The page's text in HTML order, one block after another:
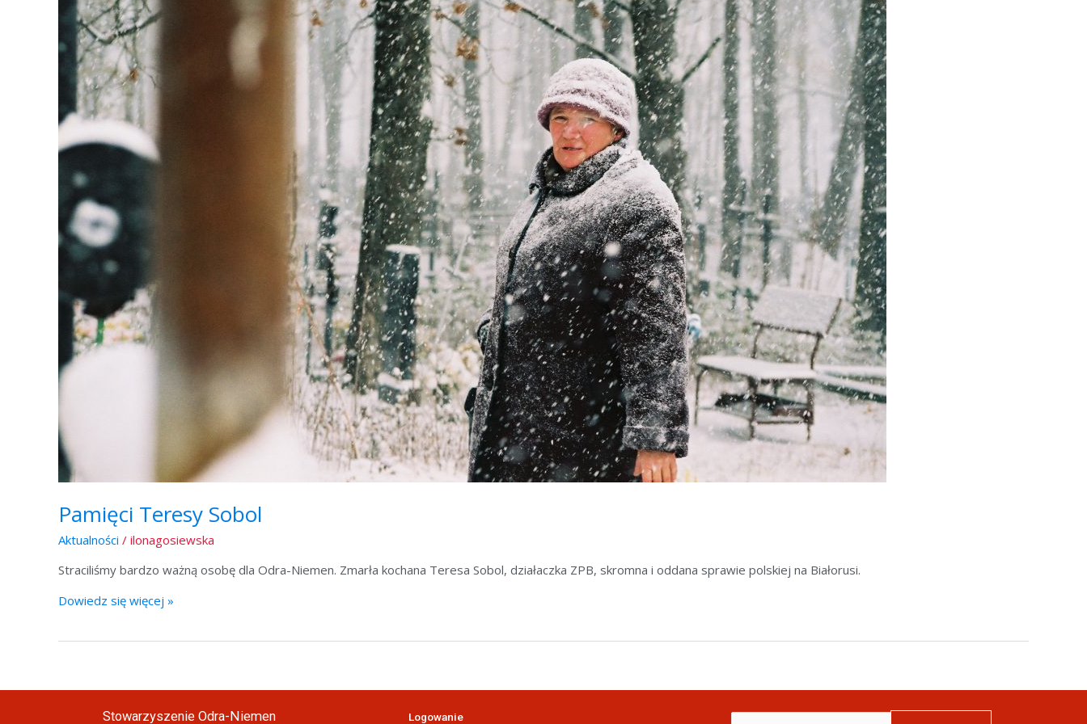
Pamięci Teresy Sobol
Aktualności / ilonagosiewska
Straciliśmy bardzo ważną osobę dla Odra-Niemen. Zmarła kochana Teresa Sobol, działaczka ZPB, skromna i oddana sprawie polskiej na Białorusi.
Dowiedz się więcej »
Stowarzyszenie Odra-Niemen Logowanie
Szukaj